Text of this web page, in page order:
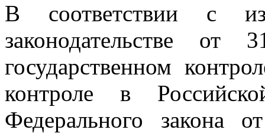
В соответствии с
законодательстве
государственном
контроле в
Федерального